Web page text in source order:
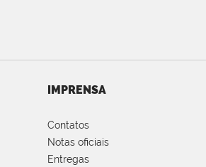
IMPRENSA
Contatos
Notas oficiais
Entregas